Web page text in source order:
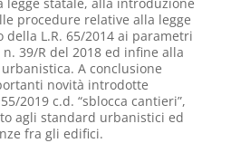
procedure relative alla legge
L.R. 65/2014 ai parametri
39/R del 2018 ed infine alla
A conclusione
novità introdotte
2019 c.d. “sblocca cantieri”,
agli standard urbanistici ed
fra gli edifici.